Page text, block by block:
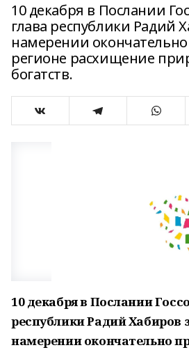
10 декабря в Послании
глава республики Радий
намерении окончательно
регионе расхищение
богатств.
10 декабря в Послании
республики Радий Хабиров
намерении окончательно